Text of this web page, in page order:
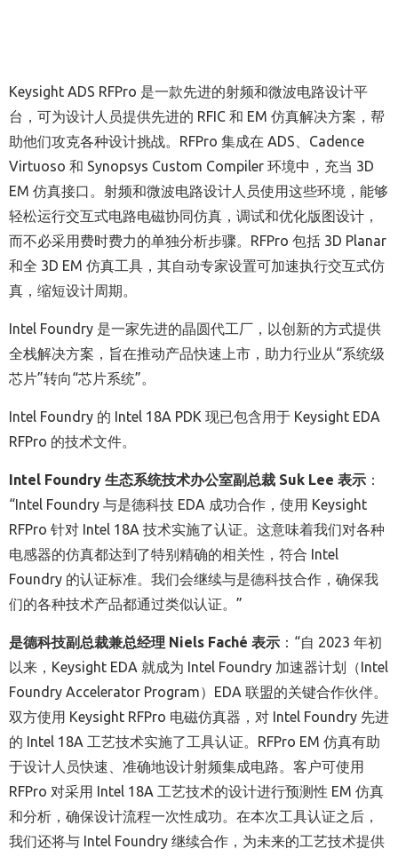
Keysight ADS RFPro 是一款先进的射频和微波电路设计平
台，可为设计人员提供先进的 RFIC 和 EM 仿真解决方案，帮
助他们攻克各种设计挑战。RFPro 集成在 ADS、Cadence
Virtuoso 和 Synopsys Custom Compiler 环境中，充当 3D
EM 仿真接口。射频和微波电路设计人员使用这些环境，能够
轻松运行交互式电路电磁协同仿真，调试和优化版图设计，
而不必采用费时费力的单独分析步骤。RFPro 包括 3D Planar
和全 3D EM 仿真工具，其自动专家设置可加速执行交互式仿
真，缩短设计周期。
Intel Foundry 是一家先进的晶圆代工厂，以创新的方式提供
全栈解决方案，旨在推动产品快速上市，助力行业从“系统级
芯片”转向“芯片系统”。
Intel Foundry 的 Intel 18A PDK 现已包含用于 Keysight EDA
RFPro 的技术文件。
Intel Foundry 生态系统技术办公室副总裁 Suk Lee 表示 ：
“Intel Foundry 与是德科技 EDA 成功合作，使用 Keysight
RFPro 针对 Intel 18A 技术实施了认证。这意味着我们对各种
电感器的仿真都达到了特别精确的相关性，符合 Intel
Foundry 的认证标准。我们会继续与是德科技合作，确保我
们的各种技术产品都通过类似认证。”
是德科技副总裁兼总经理 Niels Faché 表示 ：“自 2023 年初
以来，Keysight EDA 就成为 Intel Foundry 加速器计划（Intel
Foundry Accelerator Program）EDA 联盟的关键合作伙伴。
双方使用 Keysight RFPro 电磁仿真器，对 Intel Foundry 先进
的 Intel 18A 工艺技术实施了工具认证。RFPro EM 仿真有助
于设计人员快速、准确地设计射频集成电路。客户可使用
RFPro 对采用 Intel 18A 工艺技术的设计进行预测性 EM 仿真
和分析，确保设计流程一次性成功。在本次工具认证之后，
我们还将与 Intel Foundry 继续合作，为未来的工艺技术提供